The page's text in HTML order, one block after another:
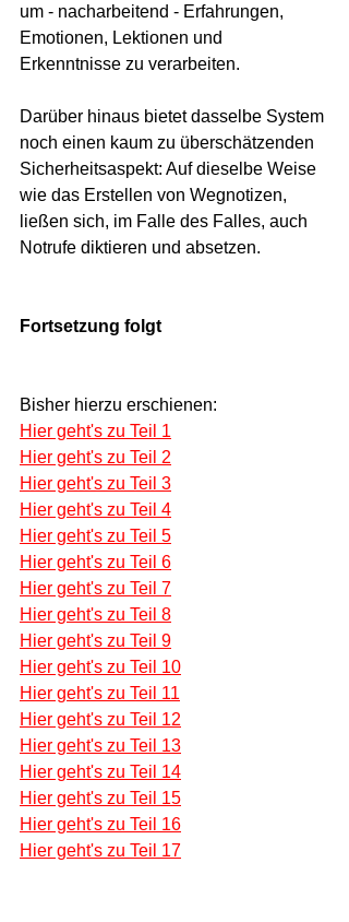
um - nacharbeitend - Erfahrungen,
Emotionen, Lektionen und
Erkenntnisse zu verarbeiten.
Darüber hinaus bietet dasselbe System
noch einen kaum zu überschätzenden
Sicherheitsaspekt: Auf dieselbe Weise
wie das Erstellen von Wegnotizen,
ließen sich, im Falle des Falles, auch
Notrufe diktieren und absetzen.
Fortsetzung folgt
Bisher hierzu erschienen:
Hier geht's zu Teil 1
Hier geht's zu Teil 2
Hier geht's zu Teil 3
Hier geht's zu Teil 4
Hier geht's zu Teil 5
Hier geht's zu Teil 6
Hier geht's zu Teil 7
Hier geht's zu Teil 8
Hier geht's zu Teil 9
Hier geht's zu Teil 10
Hier geht's zu Teil 11
Hier geht's zu Teil 12
Hier geht's zu Teil 13
Hier geht's zu Teil 14
Hier geht's zu Teil 15
Hier geht's zu Teil 16
Hier geht's zu Teil 17